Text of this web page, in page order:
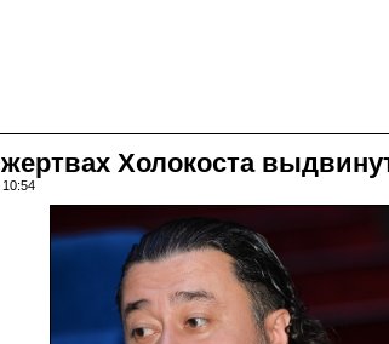
Холокоста
10:54